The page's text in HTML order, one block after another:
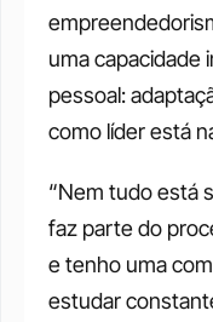
uma capacidade
pessoal:
como líder está
“Nem tudo está
faz parte do
e tenho uma
estudar